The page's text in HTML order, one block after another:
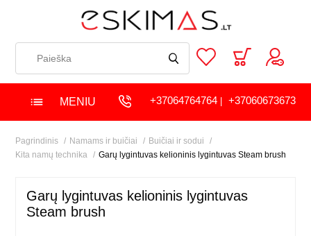
MENIU +37064764764| +37060673673
Pagrindinis Namams ir buičiai
Buičiai ir sodui
Kita namų technika
Garų lygintuvas kelioninis lygintuvas Steam brush
Garų lygintuvas kelioninis lygintuvas
Steam brush